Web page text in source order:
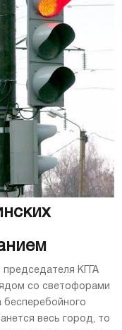
КГГА
со светофорами
бесперебойного
весь город, то